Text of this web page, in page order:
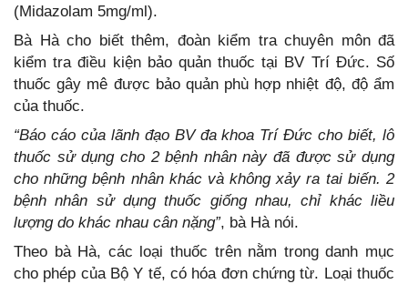
(Midazolam 5mg/ml).
Bà Hà cho biết thêm, đoàn kiểm tra chuyên môn đã
kiểm tra điều kiện bảo quản thuốc tại BV Trí Đức. Số
thuốc gây mê được bảo quản phù hợp nhiệt độ, độ ẩm
của thuốc.
“Báo cáo của lãnh đạo BV đa khoa Trí Đức cho biết, lô
thuốc sử dụng cho 2 bệnh nhân này đã được sử dụng
cho những bệnh nhân khác và không xảy ra tai biến. 2
bệnh nhân sử dụng thuốc giống nhau, chỉ khác liều
lượng do khác nhau cân nặng”, bà Hà nói.
Theo bà Hà, các loại thuốc trên nằm trong danh mục
cho phép của Bộ Y tế, có hóa đơn chứng từ. Loại thuốc